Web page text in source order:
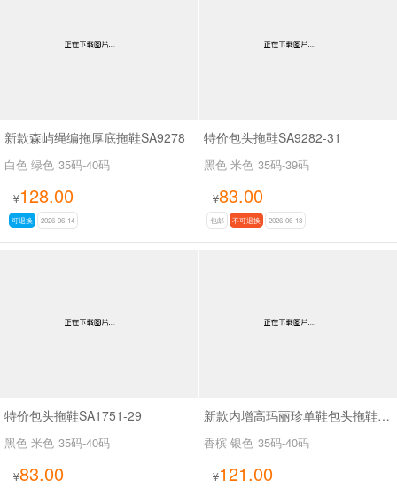
新款森屿绳编拖厚底拖鞋SA9278
白色 绿色 35码-40码
¥128.00
可退换 2026-06-14
特价包头拖鞋SA9282-31
黑色 米色 35码-39码
¥83.00
包邮 不可退换 2026-06-13
特价包头拖鞋SA1751-29
黑色 米色 35码-40码
¥83.00
新款内增高玛丽珍单鞋包头拖鞋SA366-9
香槟 银色 35码-40码
¥121.00